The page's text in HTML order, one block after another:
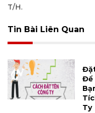
T/H.
Tin Bài Liên Quan
Để
Ty